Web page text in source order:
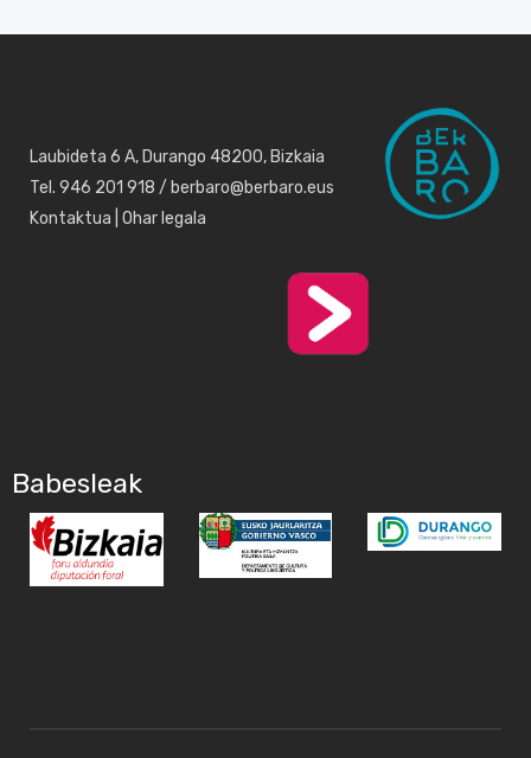
Laubideta 6 A, Durango 48200, Bizkaia
Tel. 946 201 918 / berbaro@berbaro.eus
Kontaktua Ohar legala
Babesleak